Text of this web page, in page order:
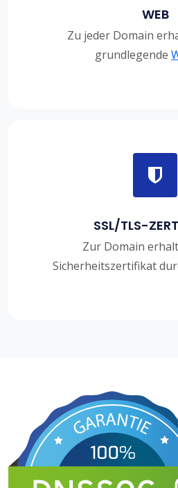
WEB
Zu jeder Domain
grundlegende
SSL/TLS-
Zur Domain
Sicherheitszertifikat